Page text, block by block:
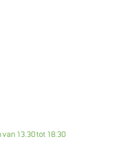
van 13.30 tot 18.30